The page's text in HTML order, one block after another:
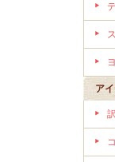
ア